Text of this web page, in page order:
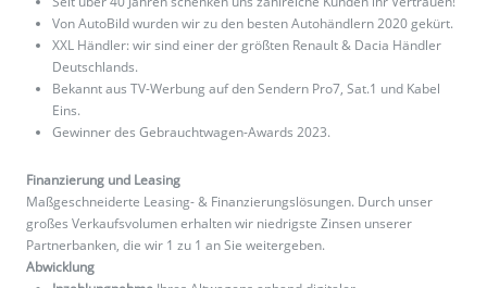
Von AutoBild wurden wir zu den besten Autohändlern 2020 gekürt.
XXL Händler: wir sind einer der größten Renault & Dacia Händler
Deutschlands.
Bekannt aus TV-Werbung auf den Sendern Pro7, Sat.1 und Kabel
Eins.
Gewinner des Gebrauchtwagen-Awards 2023.
Finanzierung und Leasing
Maßgeschneiderte Leasing- & Finanzierungslösungen. Durch unser
großes Verkaufsvolumen erhalten wir niedrigste Zinsen unserer
Partnerbanken, die wir 1 zu 1 an Sie weitergeben.
Abwicklung